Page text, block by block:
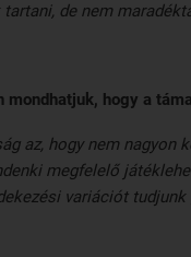
de nem
hogy a
az, hogy nem nagyon
megfelelő
variációt tudjunk